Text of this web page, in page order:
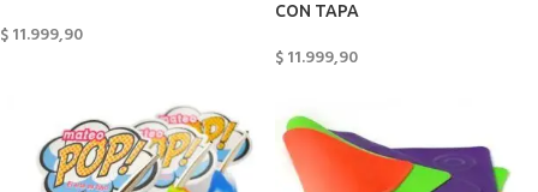
$11.999,90
CON TAPA
$11.999,90